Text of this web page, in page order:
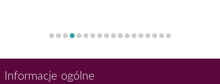
Informacje ogólne